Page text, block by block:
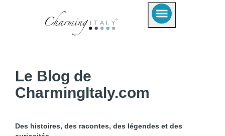
Le Blog de
CharmingItaly.com
Des histoires, des racontes, des légendes et des